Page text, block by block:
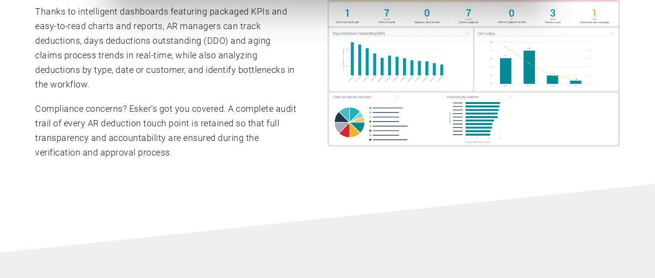
Thanks to intelligent dashboards featuring packaged KPIs and
easy-to-read charts and reports, AR managers can track
deductions, days deductions outstanding (DDO) and aging
claims process trends in real-time, while also analyzing
deductions by type, date or customer, and identify bottlenecks in
the workflow.
Compliance concerns? Esker’s got you covered. A complete audit
trail of every AR deduction touch point is retained so that full
transparency and accountability are ensured during the
verification and approval process.